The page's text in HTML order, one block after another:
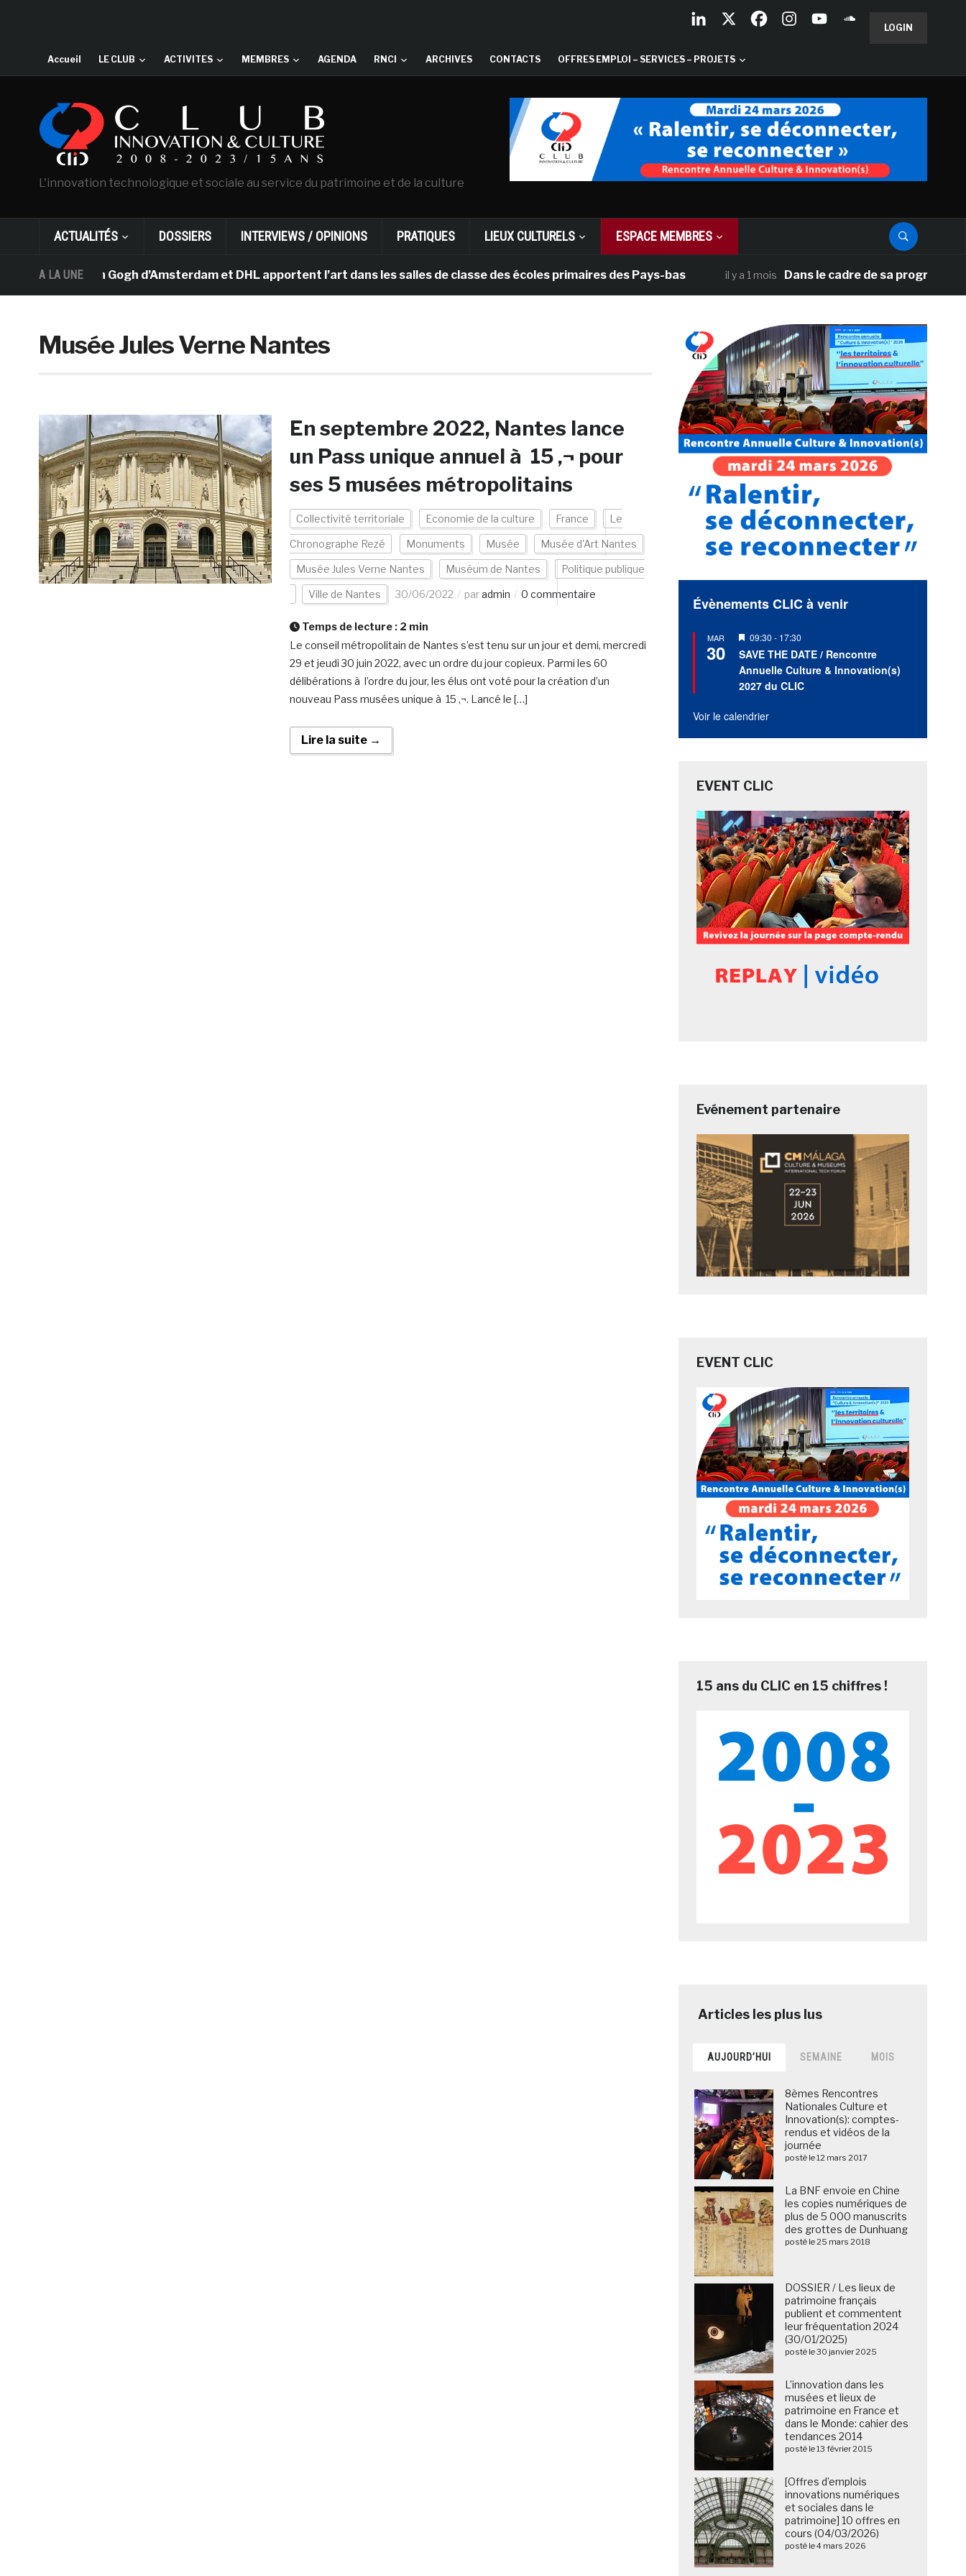
LOGIN
Accueil LE CLUB ACTIVITES MEMBRES AGENDA RNCI ARCHIVES CONTACTS OFFRES EMPLOI – SERVICES – PROJETS
L'innovation technologique et sociale au service du patrimoine et de la culture
ACTUALITÉS DOSSIERS INTERVIEWS / OPINIONS PRATIQUES LIEUX CULTURELS ESPACE MEMBRES
A LA UNE
musée Van Gogh d’Amsterdam et DHL apportent l’art dans les salles de classe des écoles primaires des Pays-bas il y a 1 mois Dans le cadre de sa programmation
Musée Jules Verne Nantes
En septembre 2022, Nantes lance
un Pass unique annuel à 15 ‚¬ pour
ses 5 musées métropolitains
Collectivité territoriale Economie de la culture France Le
Chronographe Rezé Monuments Musée Musée d'Art Nantes
Musée Jules Verne Nantes Muséum de Nantes Politique publique
Ville de Nantes 30/06/2022 paradmin 0 commentaire
Temps de lecture : 2 min
Le conseil métropolitain de Nantes s’est tenu sur un jour et demi, mercredi
29 et jeudi 30 juin 2022, avec un ordre du jour copieux. Parmi les 60
délibérations à l’ordre du jour, les élus ont voté pour la création d’un
nouveau Pass musées unique à 15 ‚¬. Lancé le […]
Lire la suite →
Évènements CLIC à venir
MAR
30
Mis
en
avant
09:30 - 17:30
SAVE THE DATE / Rencontre
Annuelle Culture & Innovation(s)
2027 du CLIC
Voir le calendrier
EVENT CLIC
Evénement partenaire
EVENT CLIC
15 ans du CLIC en 15 chiffres !
AUJOURD’HUI SEMAINE MOIS
8èmes Rencontres
Nationales Culture et
Innovation(s): comptes-
rendus et vidéos de la
journée
posté le 12 mars 2017
La BNF envoie en Chine
les copies numériques de
plus de 5 000 manuscrits
des grottes de Dunhuang
posté le 25 mars 2018
DOSSIER / Les lieux de
patrimoine français
publient et commentent
leur fréquentation 2024
(30/01/2025)
posté le 30 janvier 2025
L’innovation dans les
musées et lieux de
patrimoine en France et
dans le Monde: cahier des
tendances 2014
posté le 13 février 2015
[Offres d’emplois
innovations numériques
et sociales dans le
patrimoine] 10 offres en
cours (04/03/2026)
posté le 4 mars 2026